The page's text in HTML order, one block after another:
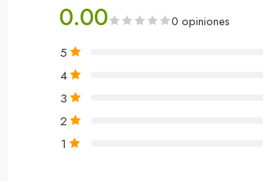
0.00 0 opiniones
5
4
3
2
1